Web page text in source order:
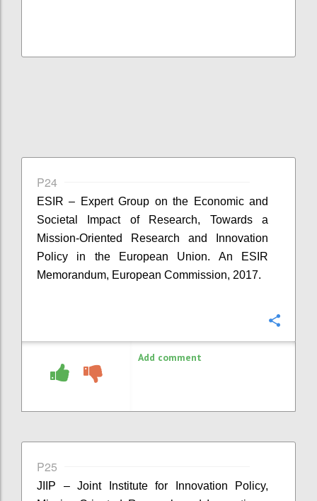
P24
ESIR – Expert Group on the Economic and
Societal Impact of Research, Towards a
Mission-Oriented Research and Innovation
Policy in the European Union. An ESIR
Memorandum, European Commission, 2017.
Add comment
P25
JIIP – Joint Institute for Innovation Policy,